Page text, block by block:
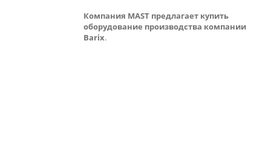
Компания MAST предлагает купить
оборудование производства компании
Barix.